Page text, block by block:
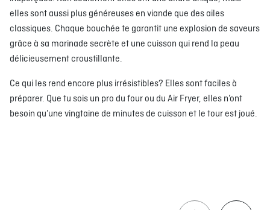
elles sont aussi plus généreuses en viande que des ailes
classiques. Chaque bouchée te garantit une explosion de saveurs
grâce à sa marinade secrète et une cuisson qui rend la peau
délicieusement croustillante.
Ce qui les rend encore plus irrésistibles? Elles sont faciles à
préparer. Que tu sois un pro du four ou du Air Fryer, elles n’ont
besoin qu’une vingtaine de minutes de cuisson et le tour est joué.